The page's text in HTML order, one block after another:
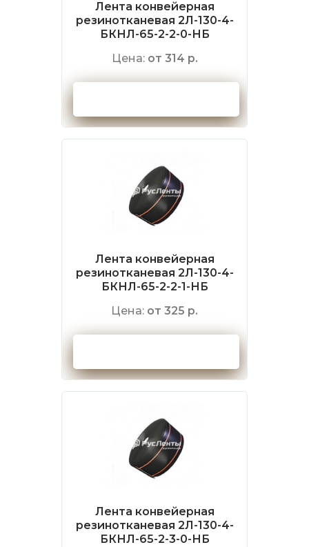
Лента конвейерная
резинотканевая 2Л-130-4-
БКНЛ-65-2-2-0-НБ
Цена: от 314 р.
Лента конвейерная
резинотканевая 2Л-130-4-
БКНЛ-65-2-2-1-НБ
Цена: от 325 р.
Лента конвейерная
резинотканевая 2Л-130-4-
БКНЛ-65-2-3-0-НБ